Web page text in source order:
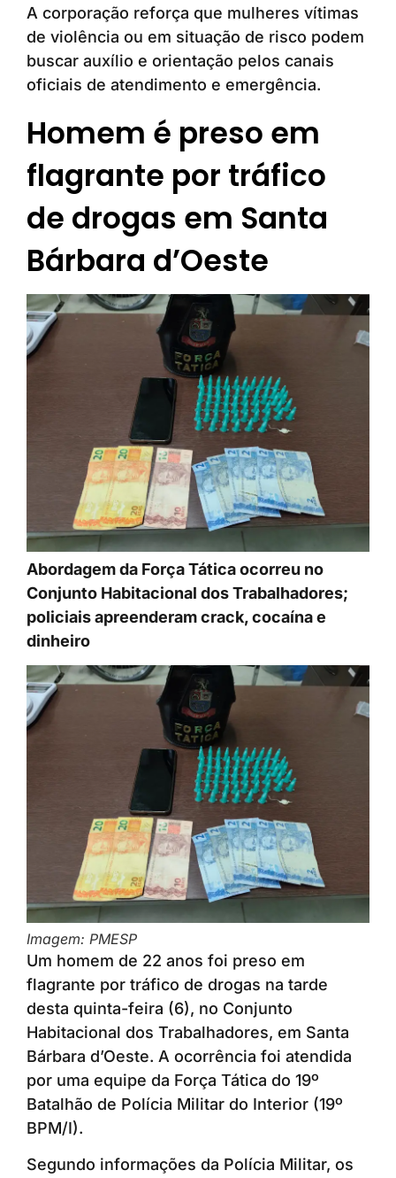
A corporação reforça que mulheres vítimas
de violência ou em situação de risco podem
buscar auxílio e orientação pelos canais
oficiais de atendimento e emergência.
Homem é preso em
flagrante por tráfico
de drogas em Santa
Bárbara d’Oeste
Abordagem da Força Tática ocorreu no
Conjunto Habitacional dos Trabalhadores;
policiais apreenderam crack, cocaína e
dinheiro
Imagem: PMESP
Um homem de 22 anos foi preso em
flagrante por tráfico de drogas na tarde
desta quinta-feira (6), no Conjunto
Habitacional dos Trabalhadores, em Santa
Bárbara d’Oeste. A ocorrência foi atendida
por uma equipe da Força Tática do 19º
Batalhão de Polícia Militar do Interior (19º
BPM/I).
Segundo informações da Polícia Militar, os